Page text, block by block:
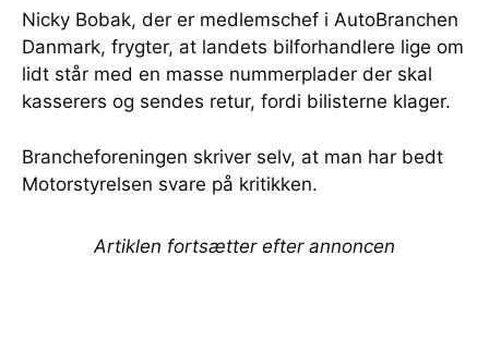
Nicky Bobak, der er medlemschef i AutoBranchen
Danmark, frygter, at landets bilforhandlere lige om
lidt står med en masse nummerplader der skal
kasserers og sendes retur, fordi bilisterne klager.
Brancheforeningen skriver selv, at man har bedt
Motorstyrelsen svare på kritikken.
Artiklen fortsætter efter annoncen